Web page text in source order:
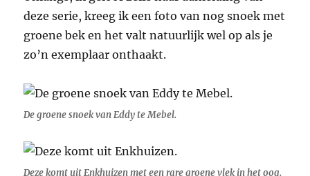
deze serie, kreeg ik een foto van nog snoek met
groene bek en het valt natuurlijk wel op als je
zo’n exemplaar onthaakt.
De groene snoek van Eddy te Mebel.
Deze komt uit Enkhuizen met een rare groene vlek in het oog.